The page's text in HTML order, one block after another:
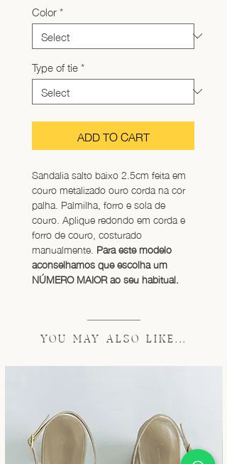
Color*
Type of tie*
ADD TO CART
Sandalia salto baixo 2.5cm feita em
couro metalizado ouro corda na cor
palha. Palmilha, forro e sola de
couro. Aplique redondo em corda e
forro de couro, costurado
manualmente. Para este modelo
aconselhamos que escolha um
NÚMERO MAIOR ao seu habitual.
YOU MAY ALSO LIKE...